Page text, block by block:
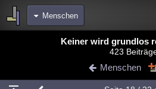
Menschen
Blogs
Chat Wiki Neuigkeiten
Keiner wird grundlos
423
Menschen